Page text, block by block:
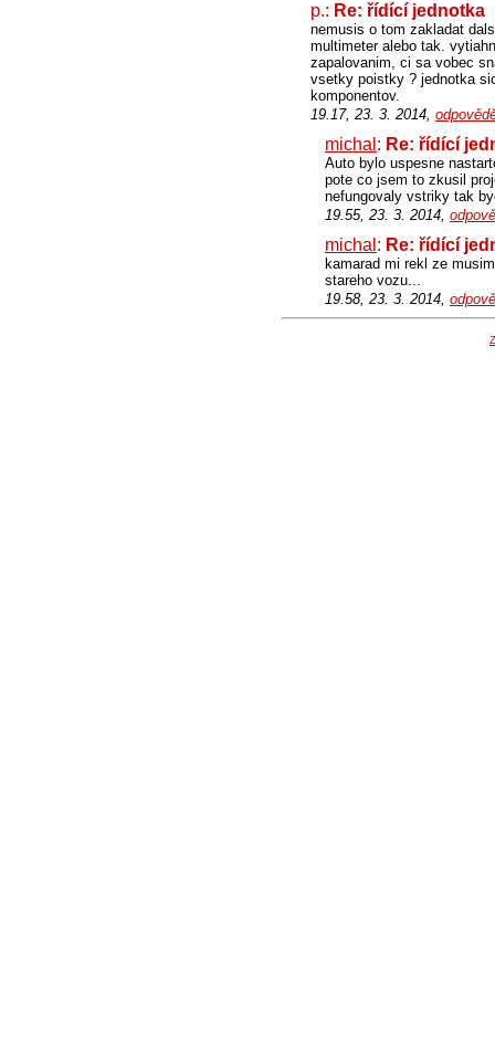
p.: Re: řídící jednotka
nemusis o tom zakladat
multimeter alebo tak.
zapalovanim, ci sa vobec
vsetky poistky ? jednotka
komponentov.
19.17, 23. 3. 2014,
michal : Re: řídící
Auto bylo uspesne
pote co jsem to zkusil
nefungovaly vstriky tak
19.55, 23. 3. 2014,
michal : Re: řídící
kamarad mi rekl ze
stareho vozu...
19.58, 23. 3. 2014,